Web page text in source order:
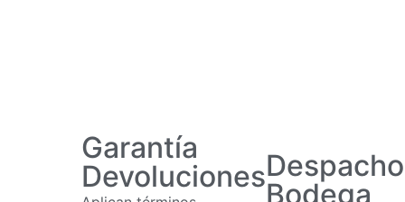
Garantía
Devoluciones
Bodega